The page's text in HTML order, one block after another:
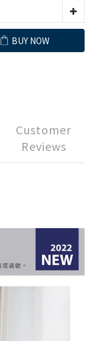
BUY NOW
Customer
Reviews